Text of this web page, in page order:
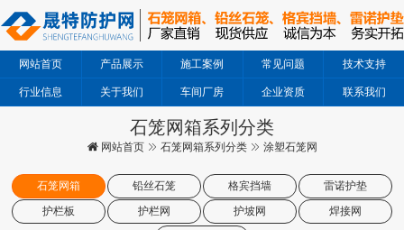
网站首页 产品展示 施工案例 常见问题 技术支持
行业信息 关于我们 车间厂房 企业资质 联系我们
石笼网箱系列分类
网站首页 石笼网箱系列分类 涂塑石笼网
石笼网箱 铅丝石笼 格宾挡墙 雷诺护垫
护栏板 护栏网 护坡网 焊接网